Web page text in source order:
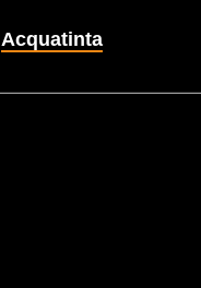
Acquatinta